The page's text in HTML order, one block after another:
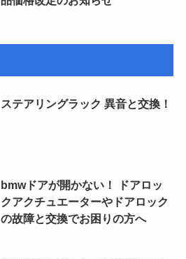
ステアリングラック 異音と交換！
bmwドアが開かない！ ドアロッ
クアクチュエーターやドアロック
の故障と交換でお困りの方へ